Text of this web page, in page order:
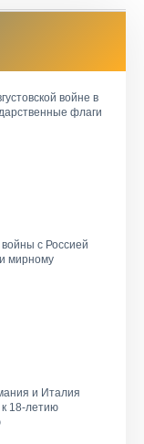
войне в
флаги
с Россией
мирному
и Италия
18-летию